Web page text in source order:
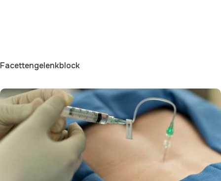
Facettengelenkblock